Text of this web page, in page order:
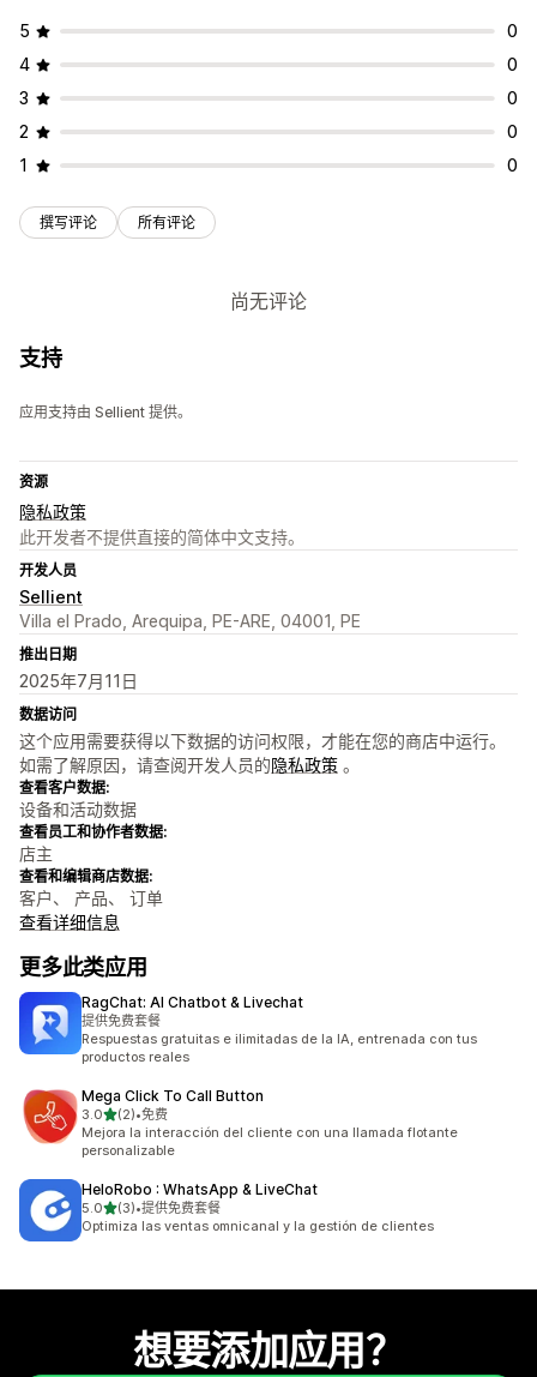
5
0
4
0
3
0
2
0
1
0
撰写评论 所有评论
尚无评论
支持
应用支持由 Sellient 提供。
资源
隐私政策
此开发者不提供直接的简体中文支持。
开发人员
Sellient
Villa el Prado, Arequipa, PE-ARE, 04001, PE
推出日期
2025年7月11日
数据访问
这个应用需要获得以下数据的访问权限，才能在您的商店中运行。
如需了解原因，请查阅开发人员的隐私政策 。
查看客户数据:
设备和活动数据
查看员工和协作者数据:
店主
查看和编辑商店数据:
客户、 产品、 订单
查看详细信息
更多此类应用
RagChat: AI Chatbot & Livechat
提供免费套餐
Respuestas gratuitas e ilimitadas de la IA, entrenada con tus
productos reales
Mega Click To Call Button
3.0星（满分 5 星）
(2)
总共 2 条评论
•免费
Mejora la interacción del cliente con una llamada flotante
personalizable
HeloRobo : WhatsApp & LiveChat
5.0星（满分 5 星）
(3)
总共 3 条评论
•提供免费套餐
Optimiza las ventas omnicanal y la gestión de clientes
想要添加应用？